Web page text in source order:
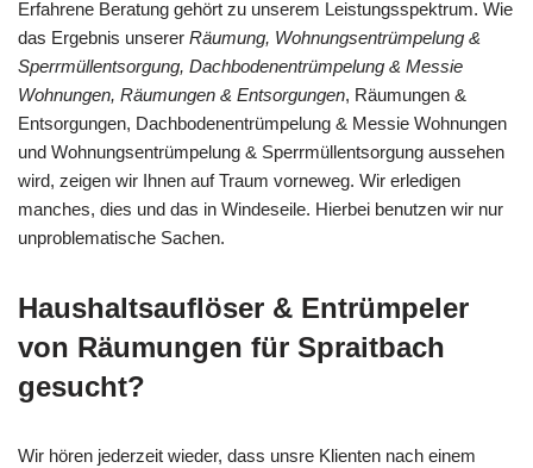
Erfahrene Beratung gehört zu unserem Leistungsspektrum. Wie
das Ergebnis unserer Räumung, Wohnungsentrümpelung &
Sperrmüllentsorgung, Dachbodenentrümpelung & Messie
Wohnungen, Räumungen & Entsorgungen, Räumungen &
Entsorgungen, Dachbodenentrümpelung & Messie Wohnungen
und Wohnungsentrümpelung & Sperrmüllentsorgung aussehen
wird, zeigen wir Ihnen auf Traum vorneweg. Wir erledigen
manches, dies und das in Windeseile. Hierbei benutzen wir nur
unproblematische Sachen.
Haushaltsauflöser & Entrümpeler
von Räumungen für Spraitbach
gesucht?
Wir hören jederzeit wieder, dass unsre Klienten nach einem